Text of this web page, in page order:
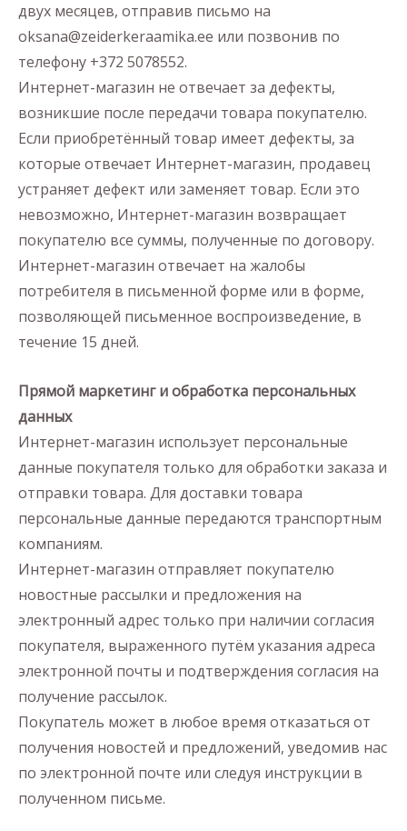
двух месяцев, отправив письмо на
oksana@zeiderkeraamika.ee или позвонив по
телефону +372 5078552.
Интернет-магазин не отвечает за дефекты,
возникшие после передачи товара покупателю.
Если приобретённый товар имеет дефекты, за
которые отвечает Интернет-магазин, продавец
устраняет дефект или заменяет товар. Если это
невозможно, Интернет-магазин возвращает
покупателю все суммы, полученные по договору.
Интернет-магазин отвечает на жалобы
потребителя в письменной форме или в форме,
позволяющей письменное воспроизведение, в
течение 15 дней.
Прямой маркетинг и обработка персональных
данных
Интернет-магазин использует персональные
данные покупателя только для обработки заказа и
отправки товара. Для доставки товара
персональные данные передаются транспортным
компаниям.
Интернет-магазин отправляет покупателю
новостные рассылки и предложения на
электронный адрес только при наличии согласия
покупателя, выраженного путём указания адреса
электронной почты и подтверждения согласия на
получение рассылок.
Покупатель может в любое время отказаться от
получения новостей и предложений, уведомив нас
по электронной почте или следуя инструкции в
полученном письме.